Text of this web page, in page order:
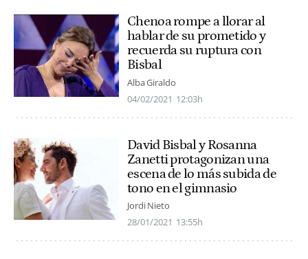
Chenoa rompe a llorar al
hablar de su prometido y
recuerda su ruptura con
Bisbal
Alba Giraldo
04/02/2021 12:03h
David Bisbal y Rosanna
Zanetti protagonizan una
escena de lo más subida de
tono en el gimnasio
Jordi Nieto
28/01/2021 13:55h